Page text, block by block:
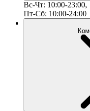
Вс-Чт: 10:00-23:00,
Пт-Сб: 10:00-24:00